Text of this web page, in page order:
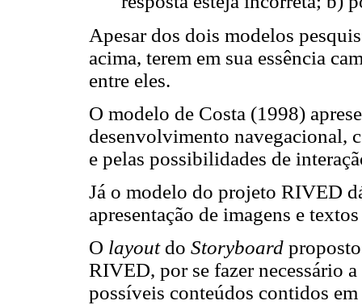
Apesar dos dois modelos
acima, terem em sua essência
entre eles.
O modelo de Costa (1998)
desenvolvimento navegacional,
e pelas possibilidades de
Já o modelo do projeto RIVED
apresentação de imagens e
O layout do Storyboard
RIVED, por se fazer necessário
possíveis conteúdos contidos